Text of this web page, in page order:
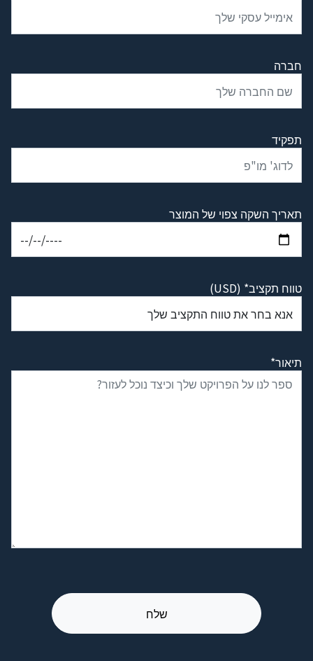
חברה
תפקיד
תאריך השקה צפוי של המוצר
טווח תקציב* (USD)
תיאור*